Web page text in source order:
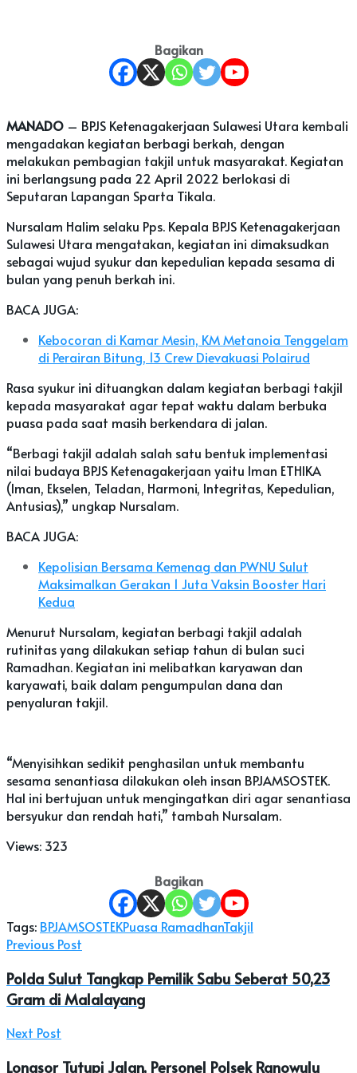
Bagikan
MANADO – BPJS Ketenagakerjaan Sulawesi Utara kembali
mengadakan kegiatan berbagi berkah, dengan
melakukan pembagian takjil untuk masyarakat. Kegiatan
ini berlangsung pada 22 April 2022 berlokasi di
Seputaran Lapangan Sparta Tikala.
Nursalam Halim selaku Pps. Kepala BPJS Ketenagakerjaan
Sulawesi Utara mengatakan, kegiatan ini dimaksudkan
sebagai wujud syukur dan kepedulian kepada sesama di
bulan yang penuh berkah ini.
BACA JUGA:
Kebocoran di Kamar Mesin, KM Metanoia Tenggelam
di Perairan Bitung, 13 Crew Dievakuasi Polairud
Rasa syukur ini dituangkan dalam kegiatan berbagi takjil
kepada masyarakat agar tepat waktu dalam berbuka
puasa pada saat masih berkendara di jalan.
“Berbagi takjil adalah salah satu bentuk implementasi
nilai budaya BPJS Ketenagakerjaan yaitu Iman ETHIKA
(Iman, Ekselen, Teladan, Harmoni, Integritas, Kepedulian,
Antusias),” ungkap Nursalam.
BACA JUGA:
Kepolisian Bersama Kemenag dan PWNU Sulut
Maksimalkan Gerakan 1 Juta Vaksin Booster Hari
Kedua
Menurut Nursalam, kegiatan berbagi takjil adalah
rutinitas yang dilakukan setiap tahun di bulan suci
Ramadhan. Kegiatan ini melibatkan karyawan dan
karyawati, baik dalam pengumpulan dana dan
penyaluran takjil.
“Menyisihkan sedikit penghasilan untuk membantu
sesama senantiasa dilakukan oleh insan BPJAMSOSTEK.
Hal ini bertujuan untuk mengingatkan diri agar senantiasa
bersyukur dan rendah hati,” tambah Nursalam.
Views: 323
Bagikan
Tags: BPJAMSOSTEKPuasa RamadhanTakjil
Previous Post
Polda Sulut Tangkap Pemilik Sabu Seberat 50,23
Gram di Malalayang
Next Post
Longsor Tutupi Jalan, Personel Polsek Ranowulu